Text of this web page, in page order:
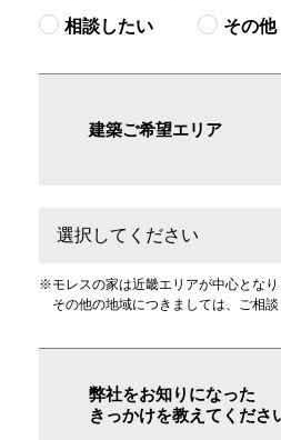
相談したい
その他
建築ご希望エリア
※モレスの家は近畿エリアが中心となり
その他の地域につきましては、ご相談
弊社をお知りになった
きっかけを教えてくださ